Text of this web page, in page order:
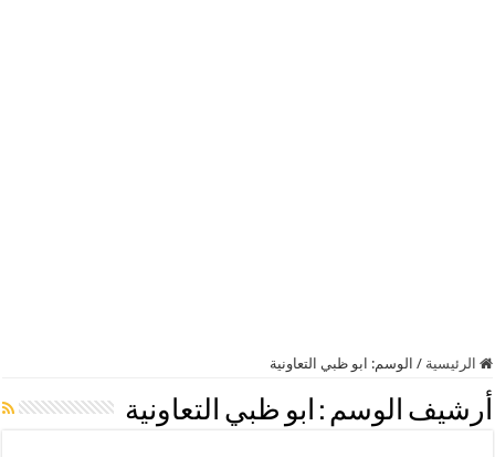
الرئيسية / الوسم: ابو ظبي التعاونية
أرشيف الوسم : ابو ظبي التعاونية